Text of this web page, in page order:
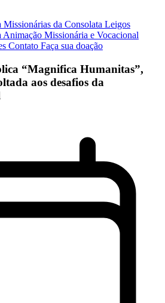
Missionárias da Consolata Leigos
Animação Missionária e Vocacional
Contato Faça sua doação
“Magnifica Humanitas”,
aos desafios da